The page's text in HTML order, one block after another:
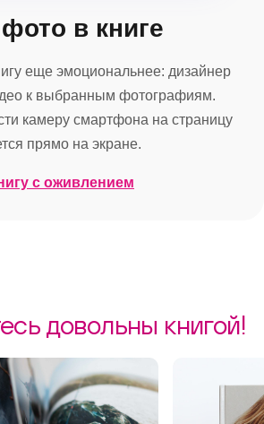
в книге
еще эмоциональнее: дизайнер
к выбранным фотографиям.
камеру смартфона на страницу
прямо на экране.
с оживлением
довольны книгой!